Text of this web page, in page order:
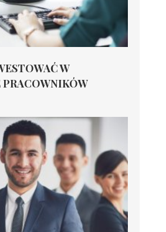
W
PRACOWNIKÓW